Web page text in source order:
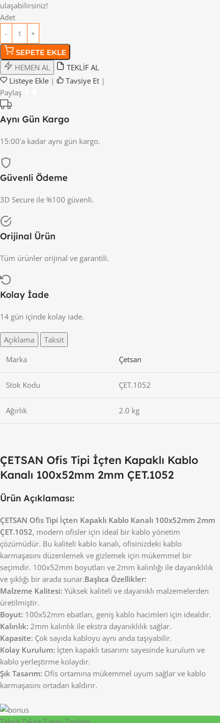
ulaşabilirsiniz!
Adet
SEPETE EKLE
HEMEN AL
TEKLİF AL
Listeye Ekle | Tavsiye Et |
Paylaş
Aynı Gün Kargo
15:00'a kadar aynı gün kargo.
Güvenli Ödeme
3D Secure ile %100 güvenli.
Orijinal Ürün
Tüm ürünler orijinal ve garantili.
Kolay İade
14 gün içinde kolay iade.
Açıklama
Taksit
Marka
Çetsan
Stok Kodu ÇET.1052
Ağırlık 2.0 kg
ÇETSAN Ofis Tipi İçten Kapaklı Kablo
Kanalı 100x52mm 2mm ÇET.1052
Ürün Açıklaması:
ÇETSAN Ofis Tipi İçten Kapaklı Kablo Kanalı 100x52mm 2mm
ÇET.1052, modern ofisler için ideal bir kablo yönetim
çözümüdür. Bu kaliteli kablo kanalı, ofisinizdeki kablo
karmaşasını düzenlemek ve gizlemek için mükemmel bir
seçimdir. 100x52mm boyutları ve 2mm kalınlığı ile dayanıklılık
ve şıklığı bir arada sunar.Başlıca Özellikler:
Malzeme Kalitesi: Yüksek kaliteli ve dayanıklı malzemelerden
üretilmiştir.
Boyut: 100x52mm ebatları, geniş kablo hacimleri için idealdir.
Kalınlık: 2mm kalınlık ile ekstra dayanıklılık sağlar.
Kapasite: Çok sayıda kabloyu aynı anda taşıyabilir.
Kolay Kurulum: İçten kapaklı tasarımı sayesinde kurulum ve
kablo yerleştirme kolaydır.
Şık Tasarım: Ofis ortamına mükemmel uyum sağlar ve kablo
karmaşasını ortadan kaldırır.